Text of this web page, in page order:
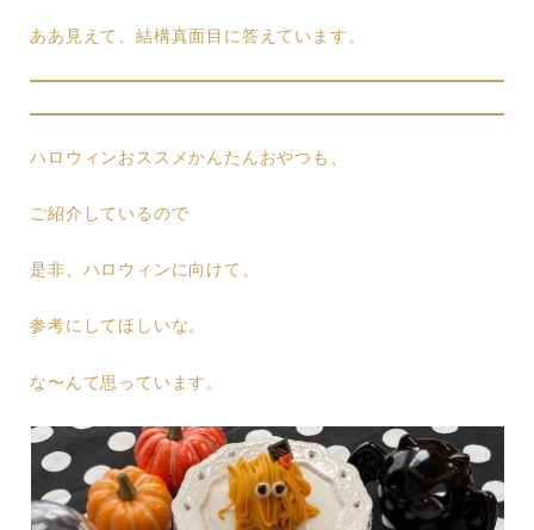
ああ見えて、結構真面目に答えています。
ハロウィンおススメかんたんおやつも、
ご紹介しているので
是非、ハロウィンに向けて、
参考にしてほしいな。
な〜んて思っています。